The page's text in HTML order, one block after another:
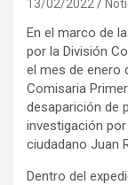
13/02/2022
En el marco de
por la División
el mes de enero
Comisaria
desaparición de
investigación
ciudadano Juan
Dentro del